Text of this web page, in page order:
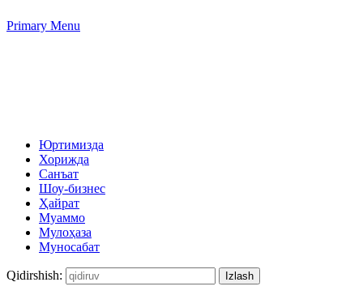
Primary Menu
Юртимизда
Хорижда
Санъат
Шоу-бизнес
Ҳайрат
Муаммо
Мулоҳаза
Муносабат
Qidirshish: